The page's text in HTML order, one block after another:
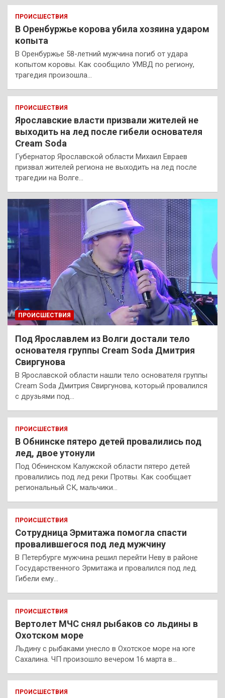
ПРОИСШЕСТВИЯ
В Оренбуржье корова убила хозяина ударом
копыта
В Оренбуржье 58-летний мужчина погиб от удара
копытом коровы. Как сообщило УМВД по региону,
трагедия произошла…
ПРОИСШЕСТВИЯ
Ярославские власти призвали жителей не
выходить на лед после гибели основателя
Cream Soda
Губернатор Ярославской области Михаил Евраев
призвал жителей региона не выходить на лед после
трагедии на Волге…
ПРОИСШЕСТВИЯ
Под Ярославлем из Волги достали тело
основателя группы Cream Soda Дмитрия
Свиргунова
В Ярославской области нашли тело основателя группы
Cream Soda Дмитрия Свиргунова, который провалился
с друзьями под…
ПРОИСШЕСТВИЯ
В Обнинске пятеро детей провалились под
лед, двое утонули
Под Обнинском Калужской области пятеро детей
провалились под лед реки Протвы. Как сообщает
региональный СК, мальчики…
ПРОИСШЕСТВИЯ
Сотрудница Эрмитажа помогла спасти
провалившегося под лед мужчину
В Петербурге мужчина решил перейти Неву в районе
Государственного Эрмитажа и провалился под лед.
Гибели ему…
ПРОИСШЕСТВИЯ
Вертолет МЧС снял рыбаков со льдины в
Охотском море
Льдину с рыбаками унесло в Охотское море на юге
Сахалина. ЧП произошло вечером 16 марта в…
ПРОИСШЕСТВИЯ